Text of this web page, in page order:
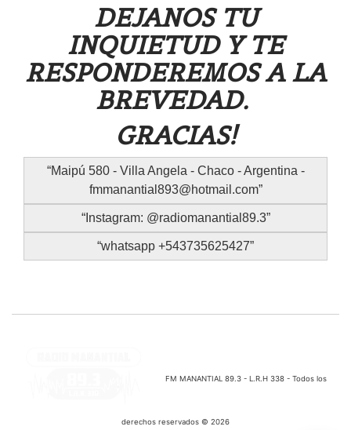
DEJANOS TU
INQUIETUD Y TE
RESPONDEREMOS A LA
BREVEDAD.
GRACIAS!
Maipú 580 - Villa Angela - Chaco - Argentina -
fmmanantial893@hotmail.com
Instagram: @radiomanantial89.3
whatsapp +543735625427
FM MANANTIAL 89.3 - L.R.H 338 - Todos los
derechos reservados © 2026